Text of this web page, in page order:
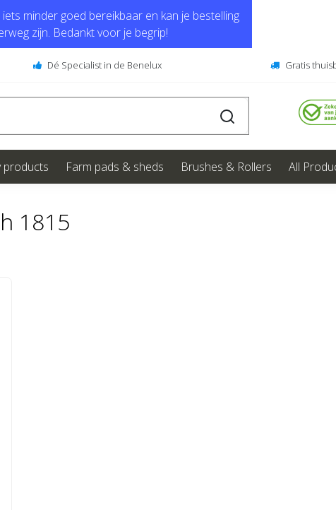
minder goed bereikbaar en kan je bestelling
zijn. Bedankt voor je begrip!
Dé Specialist in de Benelux Gratis
products Farm pads & sheds Brushes & Rollers All
1815